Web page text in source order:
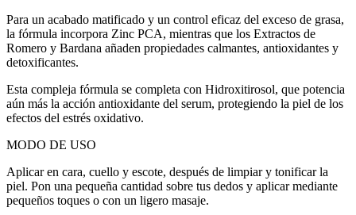
Para un acabado matificado y un control eficaz del exceso de grasa,
la fórmula incorpora Zinc PCA, mientras que los Extractos de
Romero y Bardana añaden propiedades calmantes, antioxidantes y
detoxificantes.
Esta compleja fórmula se completa con Hidroxitirosol, que potencia
aún más la acción antioxidante del serum, protegiendo la piel de los
efectos del estrés oxidativo.
MODO DE USO
Aplicar en cara, cuello y escote, después de limpiar y tonificar la
piel. Pon una pequeña cantidad sobre tus dedos y aplicar mediante
pequeños toques o con un ligero masaje.